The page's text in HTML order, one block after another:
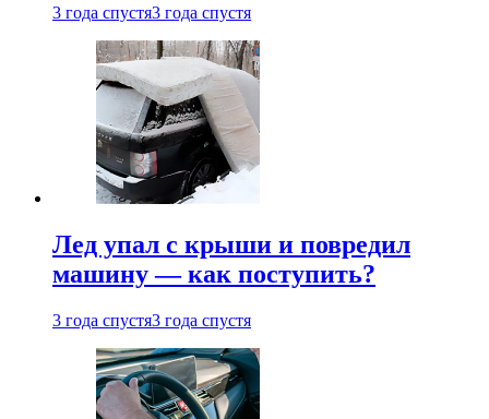
3 года спустя3 года спустя
Лед упал с крыши и повредил
машину — как поступить?
3 года спустя3 года спустя